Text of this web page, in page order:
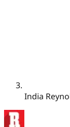
India